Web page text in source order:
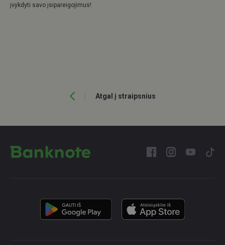
įvykdyti savo įsipareigojimus!
Atgal į straipsnius